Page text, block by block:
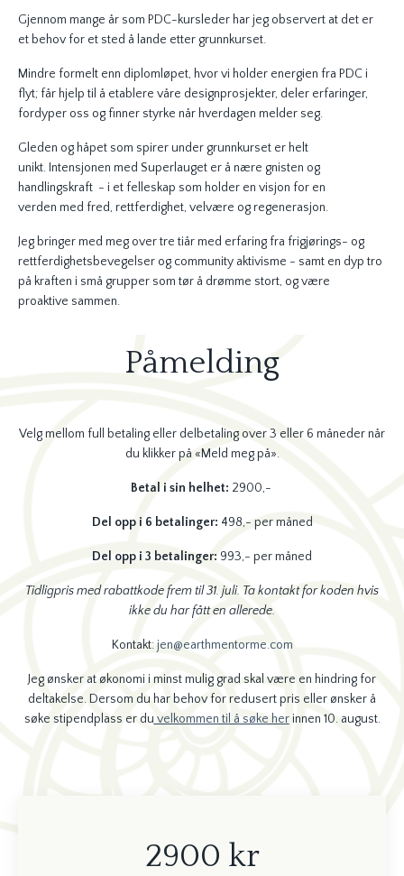
Gjennom mange år som PDC-kursleder har jeg observert at det er
et behov for et sted å lande etter grunnkurset.
Mindre formelt enn diplomløpet, hvor vi holder energien fra PDC i
flyt; får hjelp til å etablere våre designprosjekter, deler erfaringer,
fordyper oss og finner styrke når hverdagen melder seg.
Gleden og håpet som spirer under grunnkurset er helt
unikt. Intensjonen med Superlauget er å nære gnisten og
handlingskraft - i et felleskap som holder en visjon for en
verden med fred, rettferdighet, velvære og regenerasjon.
Jeg bringer med meg over tre tiår med erfaring fra frigjørings- og
rettferdighetsbevegelser og community aktivisme - samt en dyp tro
på kraften i små grupper som tør å drømme stort, og være
proaktive sammen.
Påmelding
Velg mellom full betaling eller delbetaling over 3 eller 6 måneder når
du klikker på «Meld meg på».
Betal i sin helhet: 2900,-
Del opp i 6 betalinger: 498,- per måned
Del opp i 3 betalinger: 993,- per måned
Tidligpris med rabattkode frem til 31. juli. Ta kontakt for koden hvis
ikke du har fått en allerede.
Kontakt: jen@earthmentorme.com
Jeg ønsker at økonomi i minst mulig grad skal være en hindring for
deltakelse. Dersom du har behov for redusert pris eller ønsker å
søke stipendplass er du velkommen til å søke herinnen 10. august.
2900 kr